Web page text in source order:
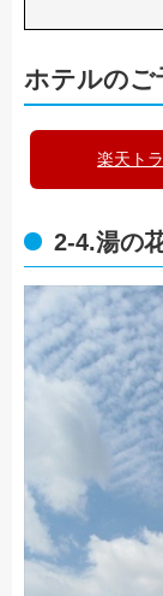
ホテルの
楽天ト
2-4.湯の